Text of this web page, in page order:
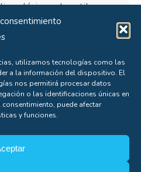
utilizamos tecnologías como las
a la información del dispositivo. El
nos permitirá procesar datos
o las identificaciones únicas en
puede afectar
y funciones.
clásicos, de estilo
toda Europa están
un taller gallego está
50 51 52
→